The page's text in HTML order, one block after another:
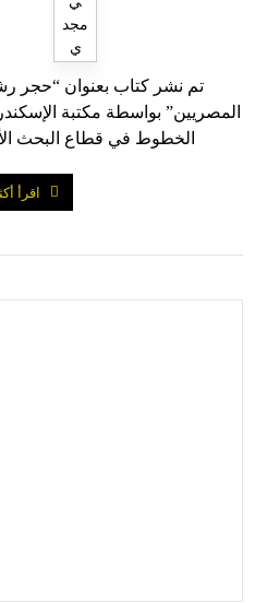
تم نشر كتاب بعنوان “حجر
المصريين” بواسطة مكتبة
الخطوط في قطاع البحث
اقرأ